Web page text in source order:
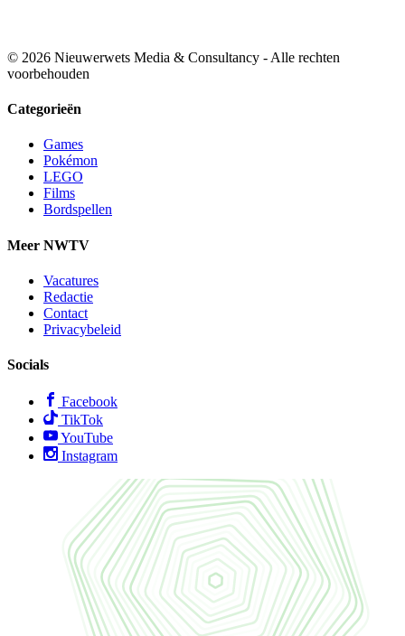
© 2026 Nieuwerwets Media & Consultancy - Alle rechten
voorbehouden
Categorieën
Games
Pokémon
LEGO
Films
Bordspellen
Meer NWTV
Vacatures
Redactie
Contact
Privacybeleid
Socials
Facebook
TikTok
YouTube
Instagram